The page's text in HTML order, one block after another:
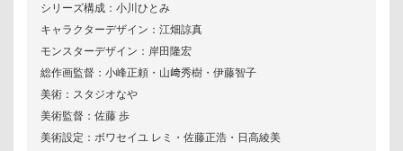
シリーズ構成：小川ひとみ
キャラクターデザイン：江畑諒真
モンスターデザイン：岸田隆宏
総作画監督：小峰正頼・山﨑秀樹・伊藤智子
美術：スタジオなや
美術監督：佐藤 歩
美術設定：ボワセイユ レミ・佐藤正浩・日高綾美